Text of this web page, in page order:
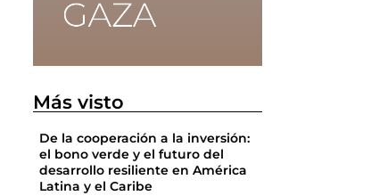
Más visto
De la cooperación a la inversión:
el bono verde y el futuro del
desarrollo resiliente en América
Latina y el Caribe